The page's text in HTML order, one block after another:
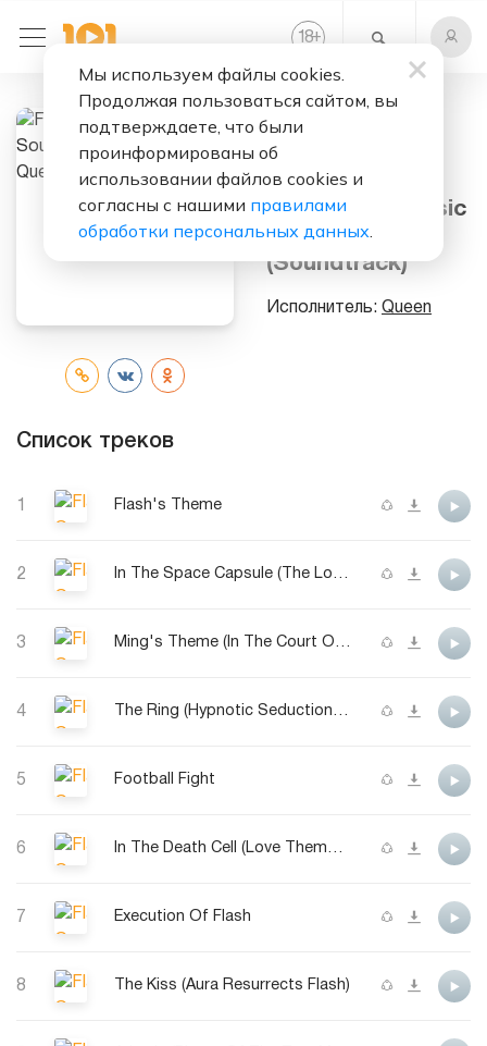
18+
Слушать бесплатно
Flash Gordon
(Original
Soundtrack Music
By Queen)
(Soundtrack)
Исполнитель: Queen
Список треков
1 Flash's Theme
2 In The Space Capsule (The Love Theme)
3 Ming's Theme (In The Court Of Ming The Merciless)
4 The Ring (Hypnotic Seduction Of Dale)
5 Football Fight
6 In The Death Cell (Love Theme Reprise)
7 Execution Of Flash
8 The Kiss (Aura Resurrects Flash)
Мы используем файлы cookies.
Продолжая пользоваться сайтом, вы
подтверждаете, что были
проинформированы об
использовании файлов cookies и
согласны с нашими правилами
обработки персональных данных.